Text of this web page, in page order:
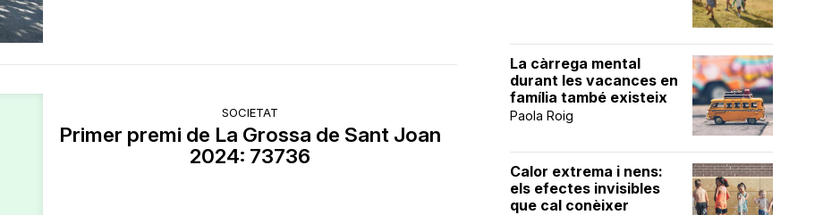
SOCIETAT
Primer premi de La Grossa de Sant Joan
2024: 73736
La càrrega mental
durant les vacances en
família també existeix
Paola Roig
Calor extrema i nens:
els efectes invisibles
que cal conèixer